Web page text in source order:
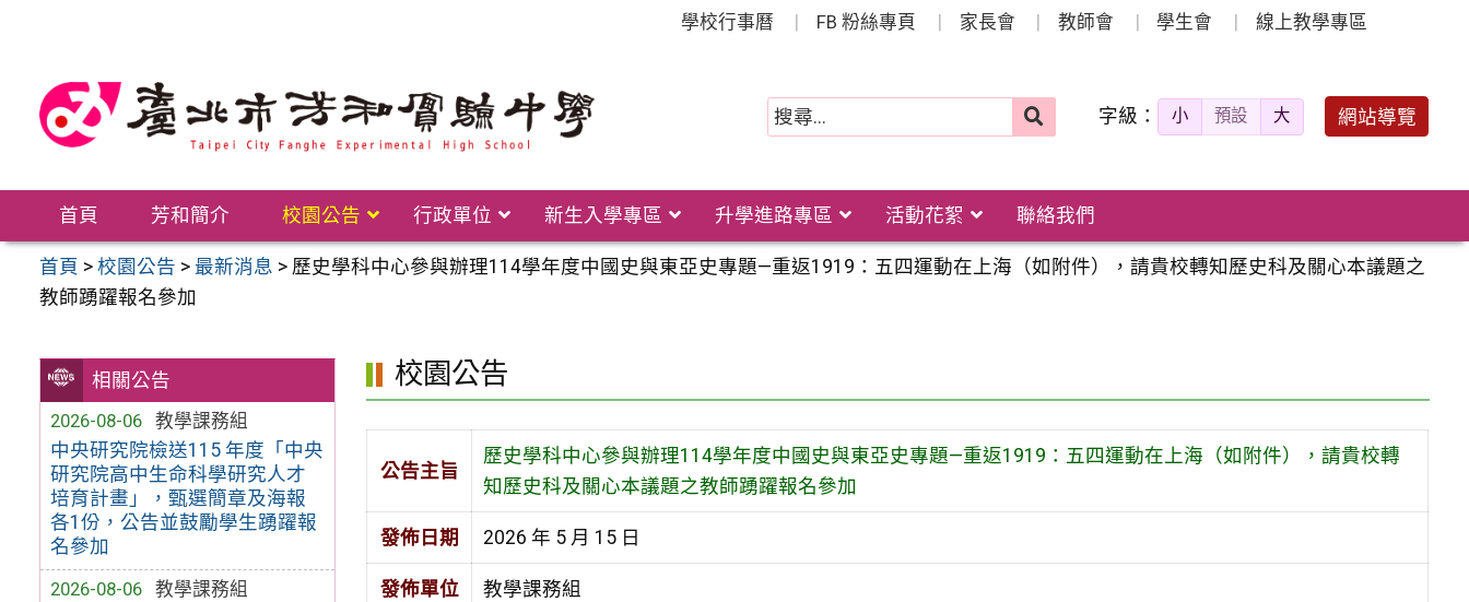
學校行事曆 FB 粉絲專頁 家長會 教師會 學生會 線上教學專區
字級： 小 預設 大 網站導覽
首頁 芳和簡介 校園公告 行政單位 新生入學專區 升學進路專區 活動花絮 聯絡我們
首頁 >校園公告 > 最新消息 > 歷史學科中心參與辦理114學年度中國史與東亞史專題—重返1919：五四運動在上海（如附件），請貴校轉知歷史科及關心本議題之
教師踴躍報名參加
相關公告
2026-08-06
教學課務組
中央研究院檢送115 年度「中央
研究院高中生命科學研究人才
培育計畫」，甄選簡章及海報
各1份，公告並鼓勵學生踴躍報
名參加
2026-08-06
教學課務組
校園公告
公告主旨
歷史學科中心參與辦理114學年度中國史與東亞史專題—重返1919：五四運動在上海（如附件），請貴校轉
知歷史科及關心本議題之教師踴躍報名參加
發佈日期 2026 年 5 月 15 日
發佈單位 教學課務組